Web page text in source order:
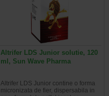
Altrifer LDS Junior solutie, 120
ml, Sun Wave Pharma
Altrifer LDS Junior contine o forma
micronizata de fier, dispersabila in